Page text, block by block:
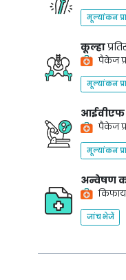
मूल्यांकन
कूल्हा
पैकेज
मूल्यांकन
आईवीएफ
पैकेज
मूल्यांकन
अन्वेषण
जांच भेजें